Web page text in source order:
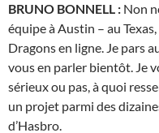
BRUNO BONNELL : Non
équipe à Austin – au
Dragons en ligne. Je pars
vous en parler bientôt. Je
sérieux ou pas, à quoi
un projet parmi des
d’Hasbro.